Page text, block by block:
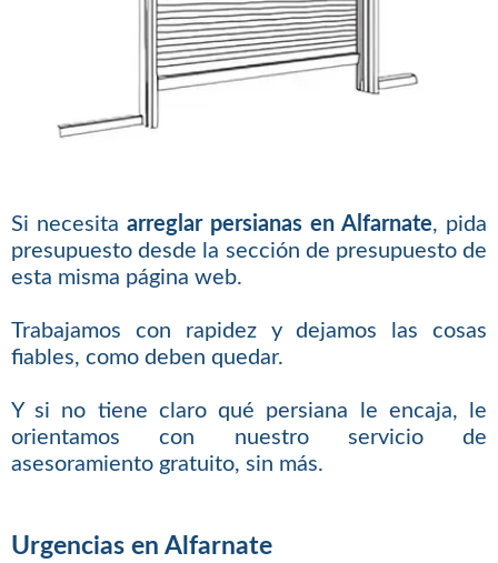
Si necesita arreglar persianas en Alfarnate, pida
presupuesto desde la sección de presupuesto de
esta misma página web.
Trabajamos con rapidez y dejamos las cosas
fiables, como deben quedar.
Y si no tiene claro qué persiana le encaja, le
orientamos con nuestro servicio de
asesoramiento gratuito, sin más.
Urgencias en Alfarnate